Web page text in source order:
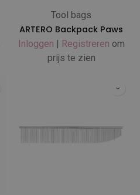
Tool bags
ARTERO Backpack Paws
Inloggen | Registreren om
prijs te zien